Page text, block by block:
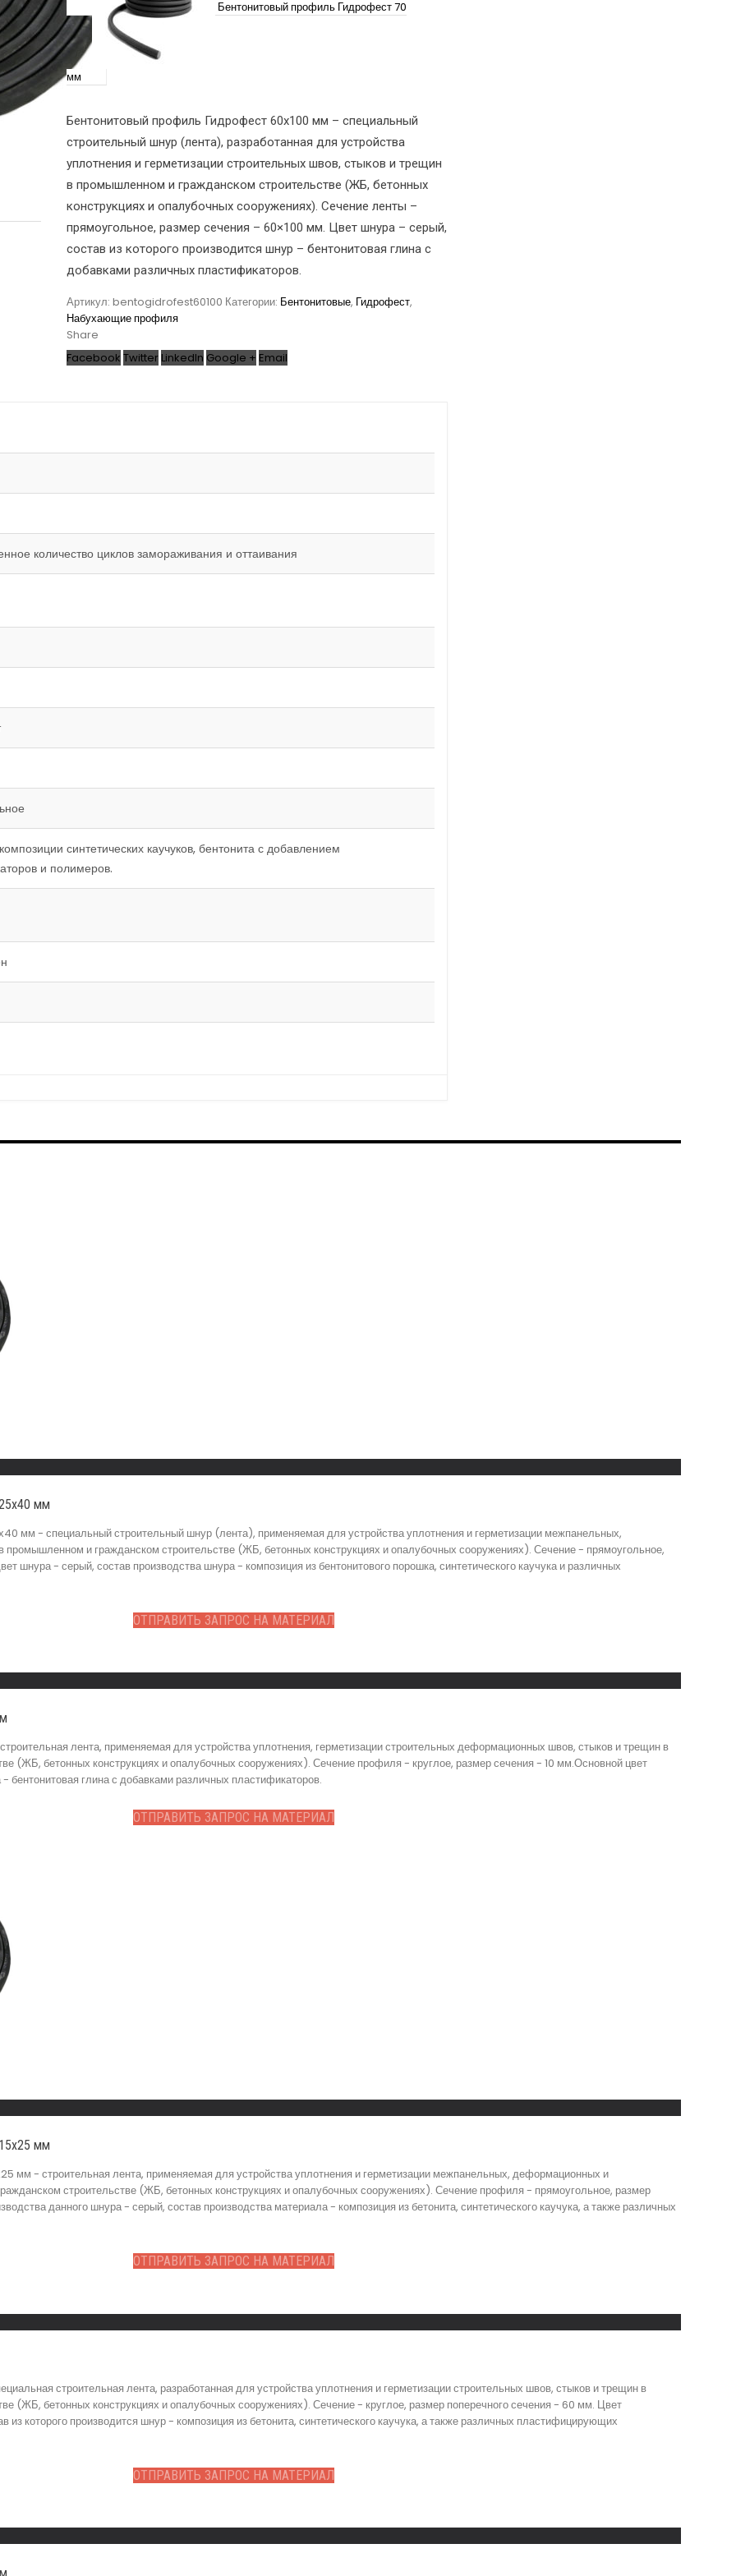
Бентонитовый профиль Гидрофест 70
мм
Бентонитовый профиль Гидрофест 60х100 мм – специальный
строительный шнур (лента), разработанная для устройства
уплотнения и герметизации строительных швов, стыков и трещин
в промышленном и гражданском строительстве (ЖБ, бетонных
конструкциях и опалубочных сооружениях). Сечение ленты –
прямоугольное, размер сечения – 60×100 мм. Цвет шнура – серый,
состав из которого производится шнур – бентонитовая глина с
добавками различных пластификаторов.
Артикул: bentogidrofest60100 Категории: Бентонитовые, Гидрофест,
Набухающие профиля
Share
Facebook Twitter LinkedIn Google + Email
количество циклов замораживания и оттаивания
синтетических каучуков, бентонита с добавлением
и полимеров.
мм
мм - специальный строительный шнур (лента), применяемая для устройства уплотнения и герметизации межпанельных,
промышленном и гражданском строительстве (ЖБ, бетонных конструкциях и опалубочных сооружениях). Сечение - прямоугольное,
шнура - серый, состав производства шнура - композиция из бентонитового порошка, синтетического каучука и различных
ОТПРАВИТЬ ЗАПРОС НА МАТЕРИАЛ
лента, применяемая для устройства уплотнения, герметизации строительных деформационных швов, стыков и трещин в
(ЖБ, бетонных конструкциях и опалубочных сооружениях). Сечение профиля - круглое, размер сечения - 10 мм.Основной цвет
глина с добавками различных пластификаторов.
ОТПРАВИТЬ ЗАПРОС НА МАТЕРИАЛ
мм
мм - строительная лента, применяемая для устройства уплотнения и герметизации межпанельных, деформационных и
строительстве (ЖБ, бетонных конструкциях и опалубочных сооружениях). Сечение профиля - прямоугольное, размер
данного шнура - серый, состав производства материала - композиция из бетонита, синтетического каучука, а также различных
ОТПРАВИТЬ ЗАПРОС НА МАТЕРИАЛ
строительная лента, разработанная для устройства уплотнения и герметизации строительных швов, стыков и трещин в
(ЖБ, бетонных конструкциях и опалубочных сооружениях). Сечение - круглое, размер поперечного сечения - 60 мм. Цвет
из которого производится шнур - композиция из бетонита, синтетического каучука, а также различных пластифицирующих
ОТПРАВИТЬ ЗАПРОС НА МАТЕРИАЛ